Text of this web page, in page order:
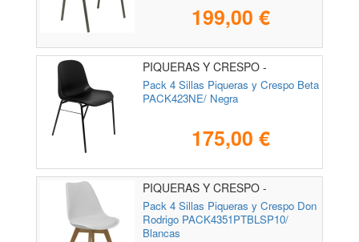
199,00 €
PIQUERAS Y CRESPO -
PACK423NE
Pack 4 Sillas Piqueras y Crespo Beta
PACK423NE/ Negra
175,00 €
PIQUERAS Y CRESPO -
PACK4351PTBLSP10
Pack 4 Sillas Piqueras y Crespo Don
Rodrigo PACK4351PTBLSP10/
Blancas